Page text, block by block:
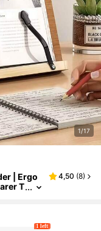
1/17
| Ergo
T
4,50 (8)
1 left